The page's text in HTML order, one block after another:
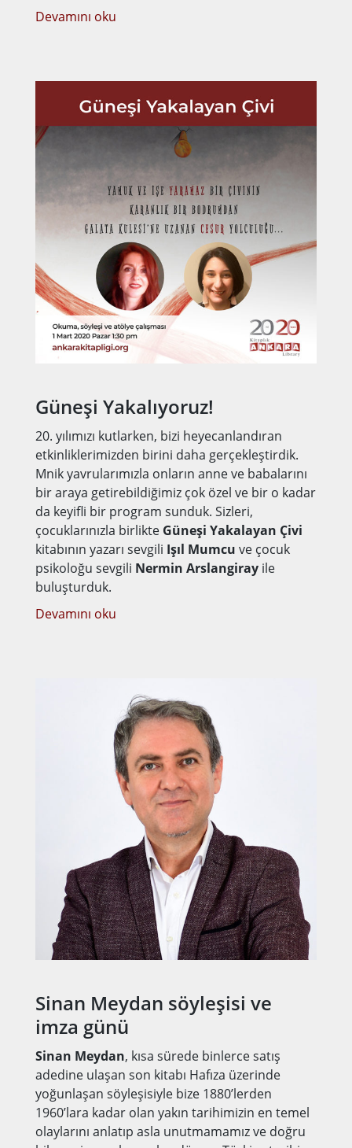
Devamını oku
Güneşi Yakalıyoruz!
20. yılımızı kutlarken, bizi heyecanlandıran
etkinliklerimizden birini daha gerçekleştirdik.
Mnik yavrularımızla onların anne ve babalarını
bir araya getirebildiğimiz çok özel ve bir o kadar
da keyifli bir program sunduk. Sizleri,
çocuklarınızla birlikte Güneşi Yakalayan Çivi
kitabının yazarı sevgili Işıl Mumcu ve çocuk
psikoloğu sevgili Nermin Arslangirayile
buluşturduk.
Devamını oku
Sinan Meydan söyleşisi ve
imza günü
Sinan Meydan, kısa sürede binlerce satış
adedine ulaşan son kitabı Hafıza üzerinde
yoğunlaşan söyleşisiyle bize 1880’lerden
1960’lara kadar olan yakın tarihimizin en temel
olaylarını anlatıp asla unutmamamız ve doğru